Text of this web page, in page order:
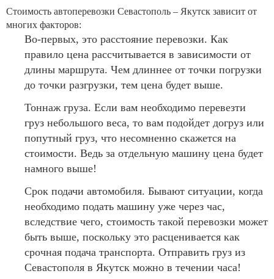
Стоимость автоперевозки Севастополь – Якутск зависит от
многих факторов:
Во-первых, это расстояние перевозки. Как
правило цена рассчитывается в зависимости от
длины маршрута. Чем длиннее от точки погрузки
до точки разгрузки, тем цена будет выше.
Тоннаж груза. Если вам необходимо перевезти
груз небольшого веса, то вам подойдет догруз или
попутный груз, что несомненно скажется на
стоимости. Ведь за отдельную машину цена будет
намного выше!
Срок подачи автомобиля. Бывают ситуации, когда
необходимо подать машину уже через час,
вследствие чего, стоимость такой перевозки может
быть выше, поскольку это расценивается как
срочная подача транспорта. Отправить груз из
Севастополя в Якутск можно в течении часа!